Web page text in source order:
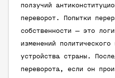
ползучий
переворот. Попытки
собственности — это
изменений политического
устройства страны.
переворота, если он